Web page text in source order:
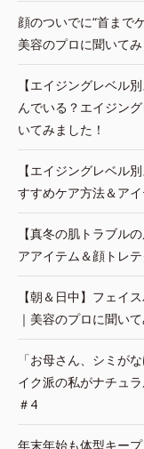
顔のついでに“首まで
美容のプロに聞いてみ
【エイジングレベル
んでいる？エイジン
いてみました！
【エイジングレベル
すすめケア方法＆ア
【真冬の肌トラブル
アアイテム＆顔トレ
【朝＆日中】フェイ
｜美容のプロに聞い
「お母さん、シミが
イク派の私がナチュ
＃4
年末年始も体型キー